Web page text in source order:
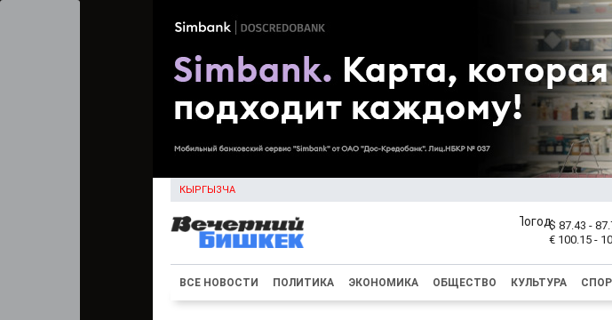
КЫРГЫЗЧА
$ 87.43 -
€ 100.15 -
ВСЕ НОВОСТИ ПОЛИТИКА ЭКОНОМИКА ОБЩЕСТВО КУЛЬТУРА